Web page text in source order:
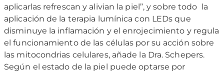
aplicarlas refrescan y alivian la piel”, y sobre todo la
aplicación de la terapia lumínica con LEDs que
disminuye la inflamación y el enrojecimiento y regula
el funcionamiento de las células por su acción sobre
las mitocondrias celulares, añade la Dra. Schepers.
Según el estado de la piel puede optarse por